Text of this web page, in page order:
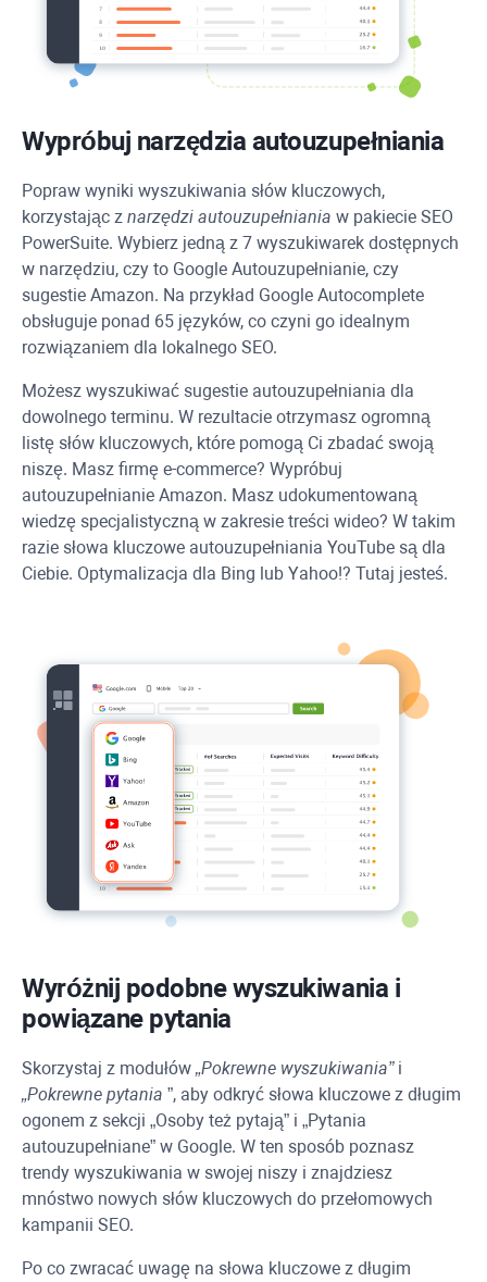
Wypróbuj narzędzia autouzupełniania
Popraw wyniki wyszukiwania słów kluczowych,
korzystając z narzędzi autouzupełniania w pakiecie SEO
PowerSuite. Wybierz jedną z 7 wyszukiwarek dostępnych
w narzędziu, czy to Google Autouzupełnianie, czy
sugestie Amazon. Na przykład Google Autocomplete
obsługuje ponad 65 języków, co czyni go idealnym
rozwiązaniem dla lokalnego SEO.
Możesz wyszukiwać sugestie autouzupełniania dla
dowolnego terminu. W rezultacie otrzymasz ogromną
listę słów kluczowych, które pomogą Ci zbadać swoją
niszę. Masz firmę e-commerce? Wypróbuj
autouzupełnianie Amazon. Masz udokumentowaną
wiedzę specjalistyczną w zakresie treści wideo? W takim
razie słowa kluczowe autouzupełniania YouTube są dla
Ciebie. Optymalizacja dla Bing lub Yahoo!? Tutaj jesteś.
Wyróżnij podobne wyszukiwania i
powiązane pytania
Skorzystaj z modułów „Pokrewne wyszukiwania”i
„Pokrewne pytania ”, aby odkryć słowa kluczowe z długim
ogonem z sekcji „Osoby też pytają” i „Pytania
autouzupełniane” w Google. W ten sposób poznasz
trendy wyszukiwania w swojej niszy i znajdziesz
mnóstwo nowych słów kluczowych do przełomowych
kampanii SEO.
Po co zwracać uwagę na słowa kluczowe z długim